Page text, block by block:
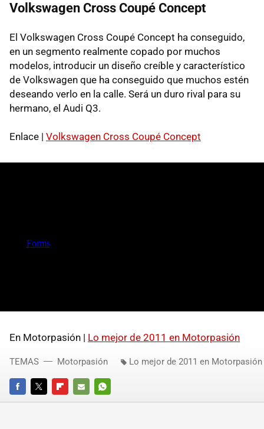
Volkswagen Cross Coupé Concept
El Volkswagen Cross Coupé Concept ha conseguido,
en un segmento realmente copado por muchos
modelos, introducir un diseño creíble y característico
de Volkswagen que ha conseguido que muchos estén
deseando verlo en la calle. Será un duro rival para su
hermano, el Audi Q3.
Enlace | Volkswagen Cross Coupé Concept
En Motorpasión | Lo mejor de 2011 en Motorpasión
FACEBOOKTWITTERFLIPBOARD
E-
WHATSAPP
TEMAS Motorpasión Lo mejor de 2011 en Motorpasión